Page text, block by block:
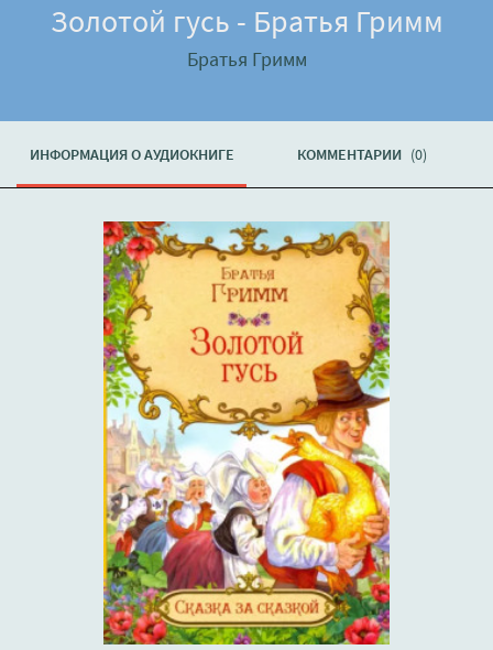
Золотой гусь - Братья Гримм
Братья Гримм
ИНФОРМАЦИЯ О АУДИОКНИГЕ КОММЕНТАРИИ (0)